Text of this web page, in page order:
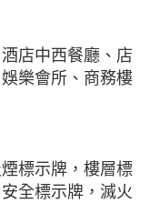
店中西餐廳、店
樂會所、商務樓
標示牌，樓層標
全標示牌，滅火